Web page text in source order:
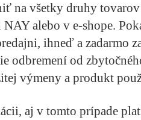
na všetky druhy
alebo v e-shope.
ihneď a zadarmo
odbremení od
výmeny a produkt
aj v tomto prípade